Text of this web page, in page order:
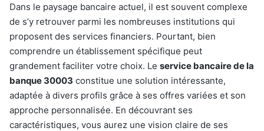
Dans le paysage bancaire actuel, il est souvent complexe
de s’y retrouver parmi les nombreuses institutions qui
proposent des services financiers. Pourtant, bien
comprendre un établissement spécifique peut
grandement faciliter votre choix. Le service bancaire de la
banque 30003 constitue une solution intéressante,
adaptée à divers profils grâce à ses offres variées et son
approche personnalisée. En découvrant ses
caractéristiques, vous aurez une vision claire de ses